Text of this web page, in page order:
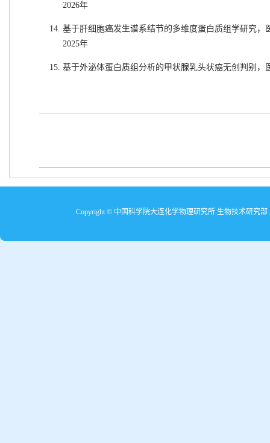
2026年
基于肝细胞癌发生谱系结节的多维度蛋白质组学研究，
2025年
基于外泌体蛋白质组分析的甲状腺乳头状癌无创判别，
Copyright © 中国科学院大连化学物理研究所 生物技术研究部